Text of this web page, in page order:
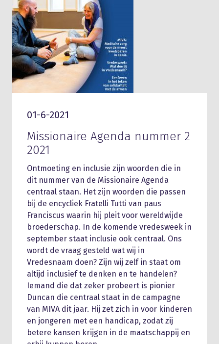
01-6-2021
Missionaire Agenda nummer 2
2021
Ontmoeting en inclusie zijn woorden die in
dit nummer van de Missionaire Agenda
centraal staan. Het zijn woorden die passen
bij de encycliek Fratelli Tutti van paus
Franciscus waarin hij pleit voor wereldwijde
broederschap. In de komende vredesweek in
september staat inclusie ook centraal. Ons
wordt de vraag gesteld wat wij in
Vredesnaam doen? Zijn wij zelf in staat om
altijd inclusief te denken en te handelen?
Iemand die dat zeker probeert is pionier
Duncan die centraal staat in de campagne
van MIVA dit jaar. Hij zet zich in voor kinderen
en jongeren met een handicap, zodat zij
betere kansen krijgen in de maatschappij en